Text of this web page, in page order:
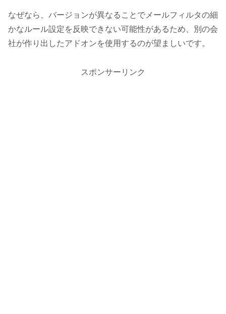
なぜなら、バージョンが異なることでメールフィルタの細
かなルール設定を反映できない可能性があるため、別の会
社が作り出したアドオンを使用するのが望ましいです。
スポンサーリンク